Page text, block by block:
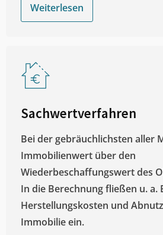
Weiterlesen
Sachwertverfahren
Bei der gebräuchlichsten aller
Immobilienwert über den
Wiederbeschaffungswert des
In die Berechnung fließen u.
Herstellungskosten und
Immobilie ein.